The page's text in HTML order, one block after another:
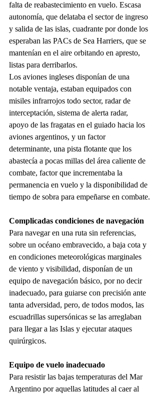
falta de reabastecimiento en vuelo. Escasa
autonomía, que delataba el sector de ingreso
y salida de las islas, cuadrante por donde los
esperaban las PACs de Sea Harriers, que se
mantenían en el aire orbitando en apresto,
listas para derribarlos.
Los aviones ingleses disponían de una
notable ventaja, estaban equipados con
misiles infrarrojos todo sector, radar de
interceptación, sistema de alerta radar,
apoyo de las fragatas en el guiado hacia los
aviones argentinos, y un factor
determinante, una pista flotante que los
abastecía a pocas millas del área caliente de
combate, factor que incrementaba la
permanencia en vuelo y la disponibilidad de
tiempo de sobra para empeñarse en combate.
Complicadas condiciones de navegación
Para navegar en una ruta sin referencias,
sobre un océano embravecido, a baja cota y
en condiciones meteorológicas marginales
de viento y visibilidad, disponían de un
equipo de navegación básico, por no decir
inadecuado, para guiarse con precisión ante
tanta adversidad, pero, de todos modos, las
escuadrillas supersónicas se las arreglaban
para llegar a las Islas y ejecutar ataques
quirúrgicos.
Equipo de vuelo inadecuado
Para resistir las bajas temperaturas del Mar
Argentino por aquellas latitudes al caer al